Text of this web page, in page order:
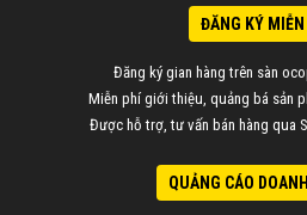
ĐĂNG KÝ MIỄN
Đăng ký gian hàng trên sàn
Miễn phí giới thiệu, quảng bá sản
Được hỗ trợ, tư vấn bán hàng qua
QUẢNG CÁO